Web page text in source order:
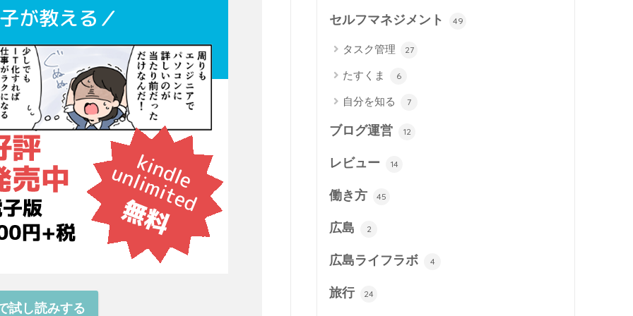
試し読みする
セルフマネジメント 49
タスク管理 27
たすくま 6
自分を知る 7
ブログ運営 12
レビュー 14
働き方 45
広島 2
広島ライフラボ 4
旅行 24